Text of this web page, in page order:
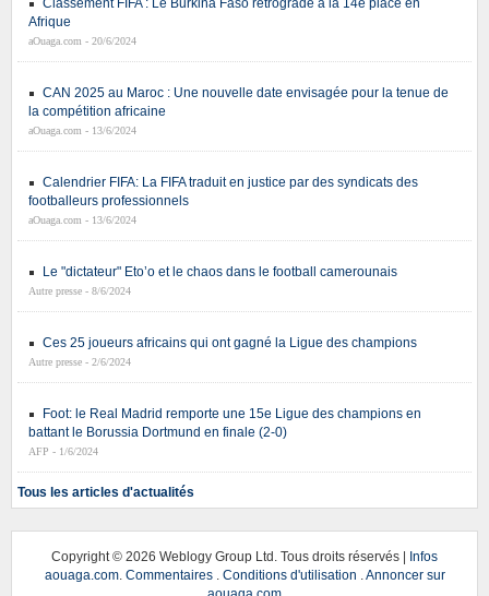
Afrique
aOuaga.com - 20/6/2024
CAN 2025 au Maroc : Une nouvelle date envisagée pour la tenue de
la compétition africaine
aOuaga.com - 13/6/2024
Calendrier FIFA: La FIFA traduit en justice par des syndicats des
footballeurs professionnels
aOuaga.com - 13/6/2024
Le "dictateur" Eto’o et le chaos dans le football camerounais
Autre presse - 8/6/2024
Ces 25 joueurs africains qui ont gagné la Ligue des champions
Autre presse - 2/6/2024
Foot: le Real Madrid remporte une 15e Ligue des champions en
battant le Borussia Dortmund en finale (2-0)
AFP - 1/6/2024
Tous les articles d'actualités
Copyright © 2026 Weblogy Group Ltd. Tous droits réservés | Infos
aouaga.com. Commentaires. Conditions d'utilisation
Annoncer sur